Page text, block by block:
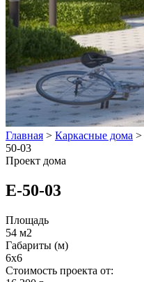
Главная > Каркасные дома >
50-03
Проект дома
E-50-03
Площадь
54 м2
Габариты (м)
6x6
Стоимость проекта от: